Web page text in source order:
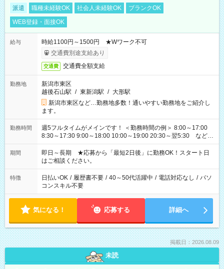
派遣 職種未経験OK 社会人未経験OK
ブランクOK
WEB登録・面接OK
給与
時給1100円～1500円 ★Wワーク不可
交通費別途支給あり
交通費 交通費全額支給
勤務地
新潟市東区
越後石山駅 / 東新潟駅 / 大形駅
新潟市東区など…勤務地多数！通いやすい勤務地をご紹介し
ます。
勤務時間
週5フルタイムがメインです！ ＜勤務時間の例＞ 8:00～17:00
8:30～17:30 9:00～18:00 10:00～19:00 20:30～翌5:30 など ★
その他にも勤務時間多数！ 日勤のみ、残業なし、交替制など
ご希望を教えてください！
期間
即日～長期 ★応募から「最短2日後」に勤務OK！スタート日
はご相談ください。
特徴 日払いOK / 履歴書不要 / 40～50代活躍中 / 電話対応なし / パソ
コンスキル不要
気になる！ 応募する 詳細へ
掲載日：2026.08.09
未読